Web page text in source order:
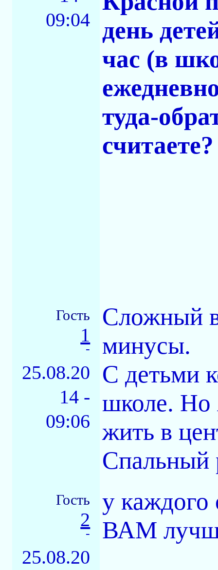
09:04 день
час (в
туда-
считаете?
Гость
1
-
25.08.20
14 -
09:06
Сложный
минусы.
С детьми
школе. Но
жить в
Спальный
Гость
2
-
25.08.20
у каждого
ВАМ